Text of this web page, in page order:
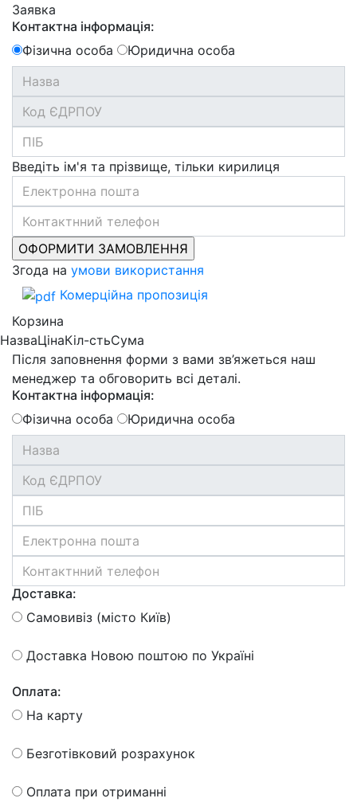
Заявка
Контактна інформація:
Фізична особа
Юридична особа
Введіть ім'я та прізвище, тільки кирилиця
Згода на умови використання
Комерційна пропозиція
Корзина
НазваЦінаКіл-стьСума
Після заповнення форми з вами зв’яжеться наш
менеджер та обговорить всі деталі.
Контактна інформація:
Фізична особа
Юридична особа
Доставка:
Самовивіз (місто Київ)
Доставка Новою поштою по Україні
Оплата:
На карту
Безготівковий розрахунок
Оплата при отриманні